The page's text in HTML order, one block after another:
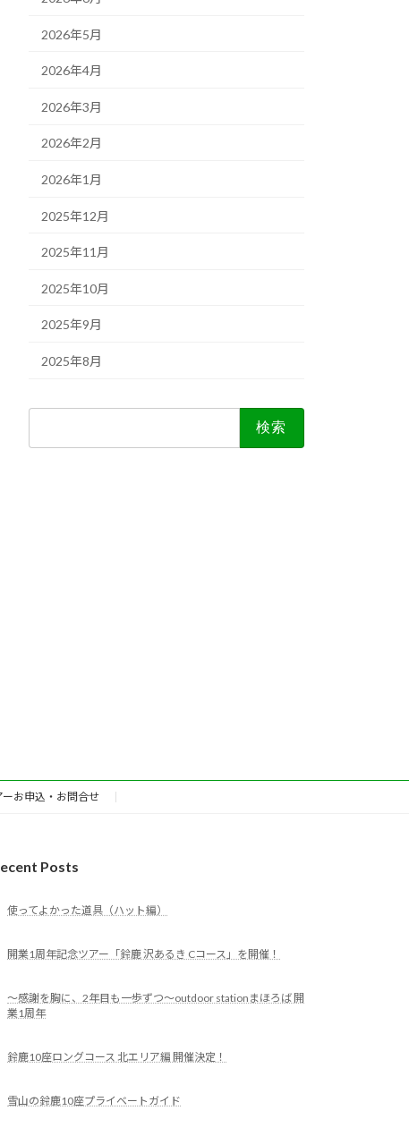
2026年5月
2026年4月
2026年3月
2026年2月
2026年1月
2025年12月
2025年11月
2025年10月
2025年9月
2025年8月
ーお申込・お問合せ
Posts
使ってよかった道具（ハット編）
開業1周年記念ツアー「鈴鹿 沢あるき Cコース」を開催！
～感謝を胸に、2年目も一歩ずつ～outdoor stationまほろば 開
業1周年
鈴鹿10座ロングコース 北エリア編 開催決定！
雪山の鈴鹿10座プライベートガイド